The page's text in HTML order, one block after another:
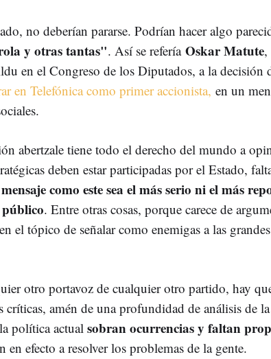
no deberían pararse. Podrían hacer algo
y otras tantas". Así se refería Oskar Matute,
en el Congreso de los Diputados, a la decisión
en Telefónica como primer accionista, en un
abertzale tiene todo el derecho del mundo a
deben estar participadas por el Estado,
como este sea el más serio ni el más
. Entre otras cosas, porque carece de
el tópico de señalar como enemigas a las grandes
otro portavoz de cualquier otro partido, hay
críticas, amén de una profundidad de análisis de
política actual sobran ocurrencias y faltan
en efecto a resolver los problemas de la gente.